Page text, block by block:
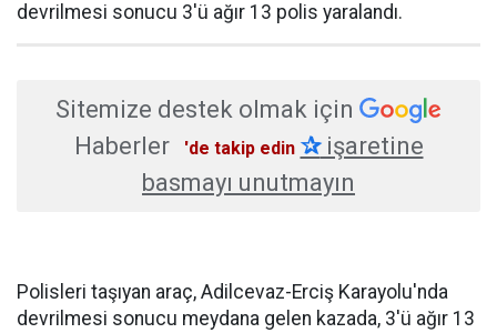
devrilmesi sonucu 3'ü ağır 13 polis yaralandı.
Sitemize destek olmak için
Haberler
'de takip edin ✰işaretine
basmayı unutmayın
Polisleri taşıyan araç, Adilcevaz-Erciş Karayolu'nda
devrilmesi sonucu meydana gelen kazada, 3'ü ağır 13